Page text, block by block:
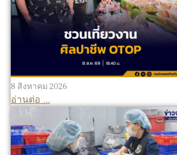
8 สิงหาคม 2026
อ่านต่อ ...